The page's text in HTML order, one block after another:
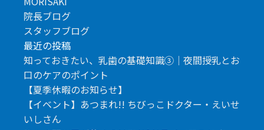
院長ブログ
スタッフブログ
最近の投稿
知っておきたい、乳歯の基礎知識③｜夜間授乳とお
口のケアのポイント
【夏季休暇のお知らせ】
【イベント】あつまれ!! ちびっこドクター・えいせ
いしさん